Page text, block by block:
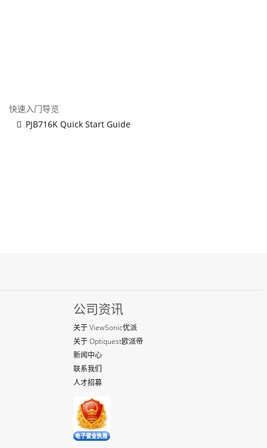
快速入门导览
PJB716K Quick Start Guide
公司资讯
关于 ViewSonic优派
关于 Optiquest欧派帝
新闻中心
联系我们
人才招募